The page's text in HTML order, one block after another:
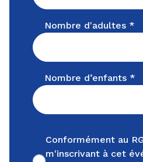
Nombre d'adultes *
Nombre d’enfants *
Conformément au
m'inscrivant à cet